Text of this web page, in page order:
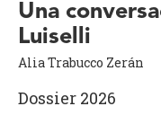
Una
Luiselli
Alia Trabucco Zerán
Dossier 2026